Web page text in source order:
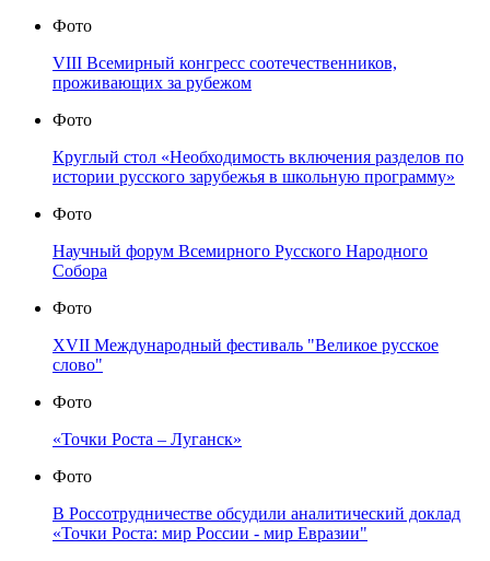
Фото
VIII Всемирный конгресс соотечественников,
проживающих за рубежом
Фото
Круглый стол «Необходимость включения разделов по
истории русского зарубежья в школьную программу»
Фото
Научный форум Всемирного Русского Народного
Собора
Фото
XVII Международный фестиваль "Великое русское
слово"
Фото
«Точки Роста – Луганск»
Фото
В Россотрудничестве обсудили аналитический доклад
«Точки Роста: мир России - мир Евразии"